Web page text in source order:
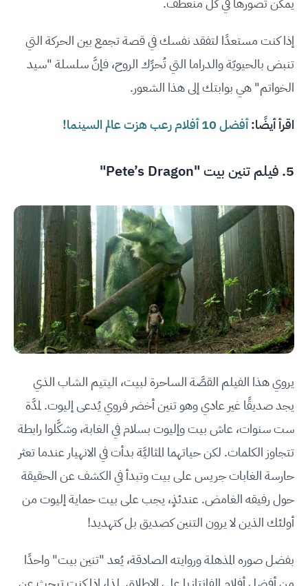
إذا كنت مستعدًا لتفقد نفسك في قصة تجمع بين الحركة التي
تنبض بالحيويّة والدراما التي تُحرِّك الروح، فإنَّ سلسلة "سيد
الخواتم" هي بوابتك إلى هذا الشعور.
اقرأ أيضًا:أفضل 10 أفلام رعب هزت عالم السينما!
5. فيلم تنين بيت "Pete’s Dragon"
يروي هذا الفيلم القصَّة الساحرة لبيت، اليتيم الشاب الذي
يجد صديقًا غير عادي وهو تنين أخضر فروي يُدعى إليوت. لمدَّة
ست سنوات، عاش بيت وإليوت بسلام في الغابة، وشكَّلوا رابطة
تتجاوز الكلمات. لكن حياتهما المثاليَّة بدأت في الانهيار عندما تعثر
حارسة الغابات جريس على بيت وتبدأ في الكشف عن الحقيقة
حول رفيقه الغامض. عندئذٍ، يجب على بيت حماية إليوت من
أولئك الذين لا يرون التنين كصديق بل كتهديد!
بفضل صوره المذهلة وروايته الصادقة، يُعد "تنين بيت" واحدًا